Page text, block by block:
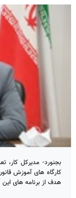
بجنورد- مدیرکل کار،
کارگاه های آموزش
هدف از برنامه های